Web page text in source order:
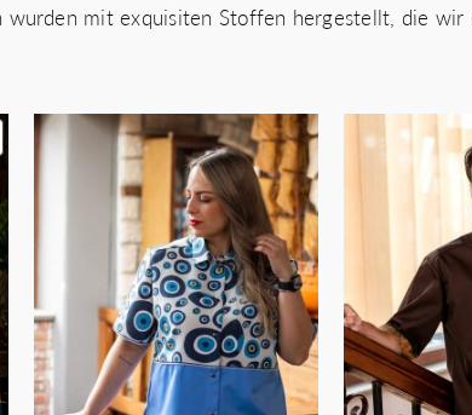
wurden mit exquisiten Stoffen hergestellt, die